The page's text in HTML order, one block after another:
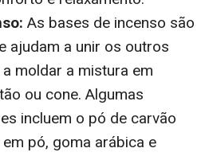
As bases de incenso são
ajudam a unir os outros
moldar a mistura em
ou cone. Algumas
incluem o pó de carvão
pó, goma arábica e